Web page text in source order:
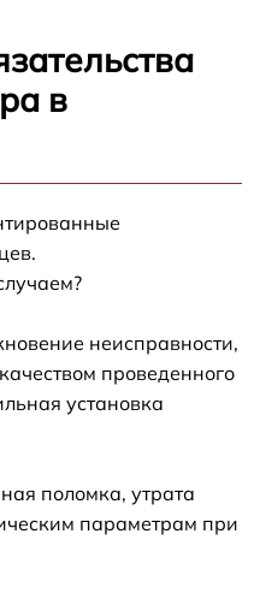
в
неисправности,
проведенного
установка
поломка, утрата
параметрам при